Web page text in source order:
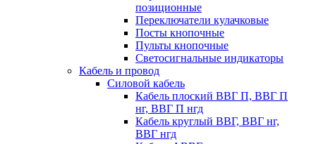
позиционные
Переключатели кулачковые
Посты кнопочные
Пульты кнопочные
Светосигнальные индикаторы
Кабель и провод
Силовой кабель
Кабель плоский ВВГ П, ВВГ П
нг, ВВГ П нгд
Кабель круглый ВВГ, ВВГ нг,
ВВГ нгд